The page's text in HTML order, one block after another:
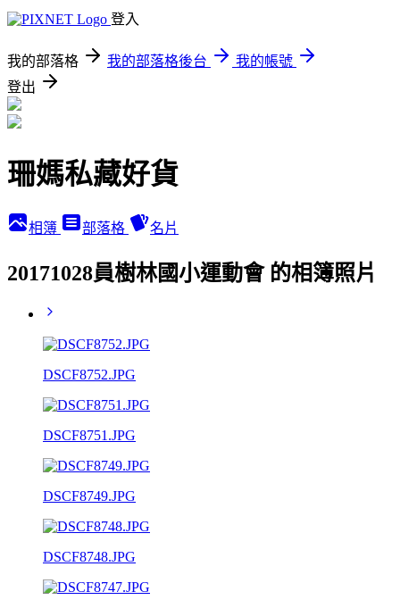
登入
我的部落格 我的部落格後台
我的帳號
登出
珊媽私藏好貨
相簿 部落格 名片
20171028員樹林國小運動會 的相簿照片
DSCF8752.JPG
DSCF8751.JPG
DSCF8749.JPG
DSCF8748.JPG